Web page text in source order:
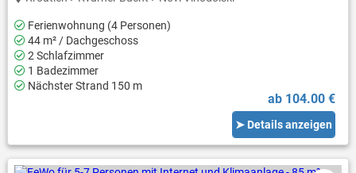
Ferienwohnung (4 Personen)
44 m² / Dachgeschoss
2 Schlafzimmer
1 Badezimmer
Nächster Strand 150 m
ab 104.00 €
➤ Details anzeigen